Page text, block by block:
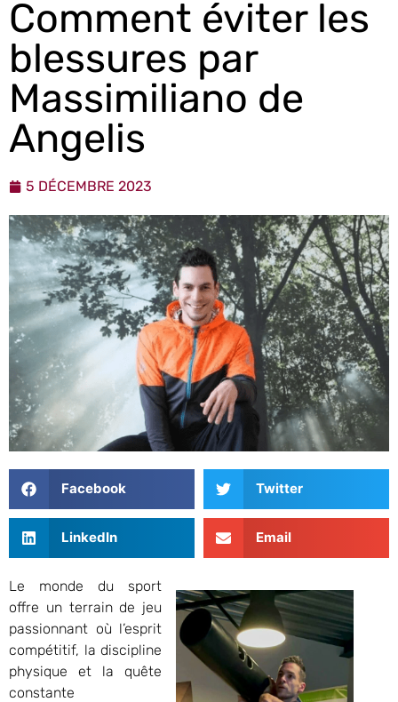
Comment éviter les
blessures par
Massimiliano de
Angelis
5 DÉCEMBRE 2023
Facebook Twitter
LinkedIn Email
Le monde du sport
offre un terrain de jeu
passionnant où l’esprit
compétitif, la discipline
physique et la quête
constante